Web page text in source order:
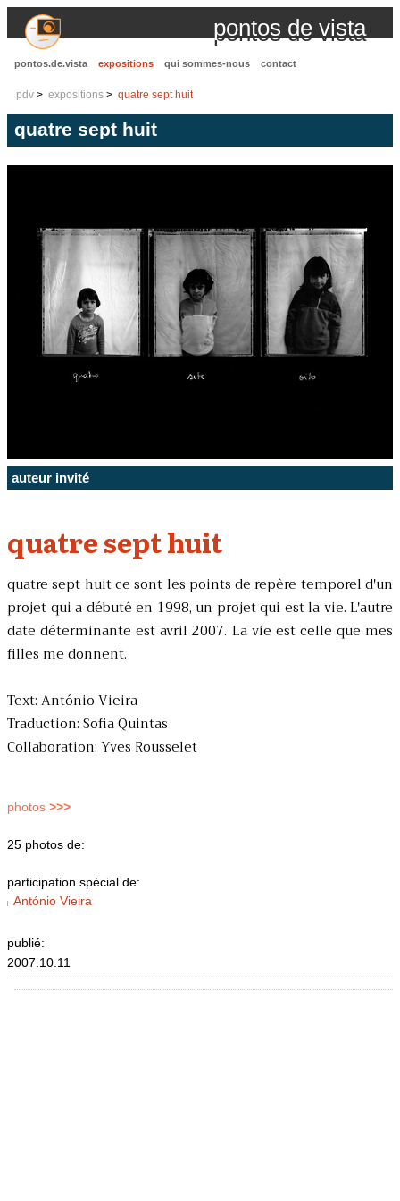
pontos de vista
pontos.de.vista expositions qui sommes-nous contact
pdv expositions quatre sept huit
quatre sept huit
auteur invité
quatre sept huit
quatre sept huit ce sont les points de repère temporel d'un
projet qui a débuté en 1998, un projet qui est la vie. L'autre
date déterminante est avril 2007. La vie est celle que mes
filles me donnent.
Text: António Vieira
Traduction: Sofia Quintas
Collaboration: Yves Rousselet
photos >>>
25 photos de:
participation spécial de:
António Vieira
publié:
2007.10.11